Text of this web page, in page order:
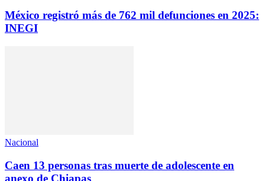
México registró más de 762 mil defunciones en 2025:
INEGI
Nacional
Caen 13 personas tras muerte de adolescente en
anexo de Chiapas